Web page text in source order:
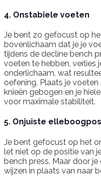
4. Onstabiele voeten
Je bent zo gefocust op
bovenlichaam dat je je
tijdens de decline bench
voeten te hebben, verlies
onderlichaam, wat
oefening. Plaats je
knieën gebogen en je
voor maximale stabiliteit.
5. Onjuiste
Je bent gefocust op het
let niet op de positie van
bench press. Maar door
wijzen in plaats van naar